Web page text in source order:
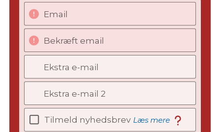
Email
Bekræft email
Ekstra e-mail
Ekstra e-mail 2
Tilmeld nyhedsbrev Læs mere